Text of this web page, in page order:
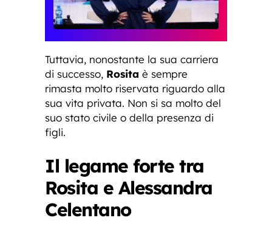
Tuttavia, nonostante la sua carriera
di successo, Rosita è sempre
rimasta molto riservata riguardo alla
sua vita privata. Non si sa molto del
suo stato civile o della presenza di
figli.
Il legame forte tra
Rosita e Alessandra
Celentano